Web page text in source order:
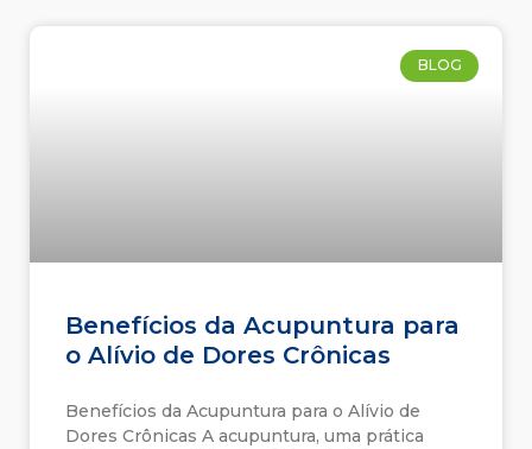
BLOG
Benefícios da Acupuntura para
o Alívio de Dores Crônicas
Benefícios da Acupuntura para o Alívio de
Dores Crônicas A acupuntura, uma prática